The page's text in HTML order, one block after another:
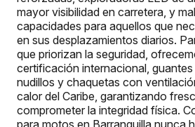
mayor visibilidad en carretera, y
capacidades para aquellos que
en sus desplazamientos diarios.
que priorizan la seguridad,
certificación internacional,
nudillos y chaquetas con
calor del Caribe, garantizando
comprometer la integridad física.
para motos en Barranquilla nunca